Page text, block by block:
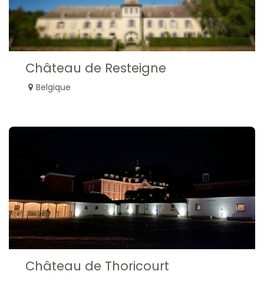
Château de Resteigne
Belgique
Château de Thoricourt